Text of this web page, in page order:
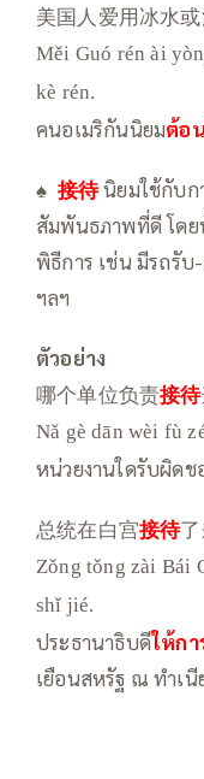
美国人爱用冰水
Měi Guó rén ài
kè rén.
คนอเมริกันนิยมต้อ
♠ 接待นิยมใช้กับก
สัมพันธภาพที่ดี โดย
พิธีการ เช่น มีรถรั
ฯลฯ
ตัวอย่าง
哪个单位负责接待
Nǎ gè dān wèi fù
หน่วยงานใดรับผิดช
总统在白宫接待
Zǒng tǒng zài Bái
shǐ jié.
ประธานาธิบดีให้กา
เยือนสหรัฐ ณ ทำเนี